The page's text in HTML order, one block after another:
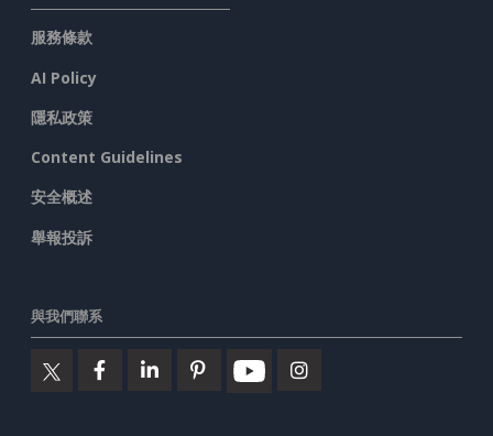
服務條款
AI Policy
隱私政策
Content Guidelines
安全概述
舉報投訴
與我們聯系